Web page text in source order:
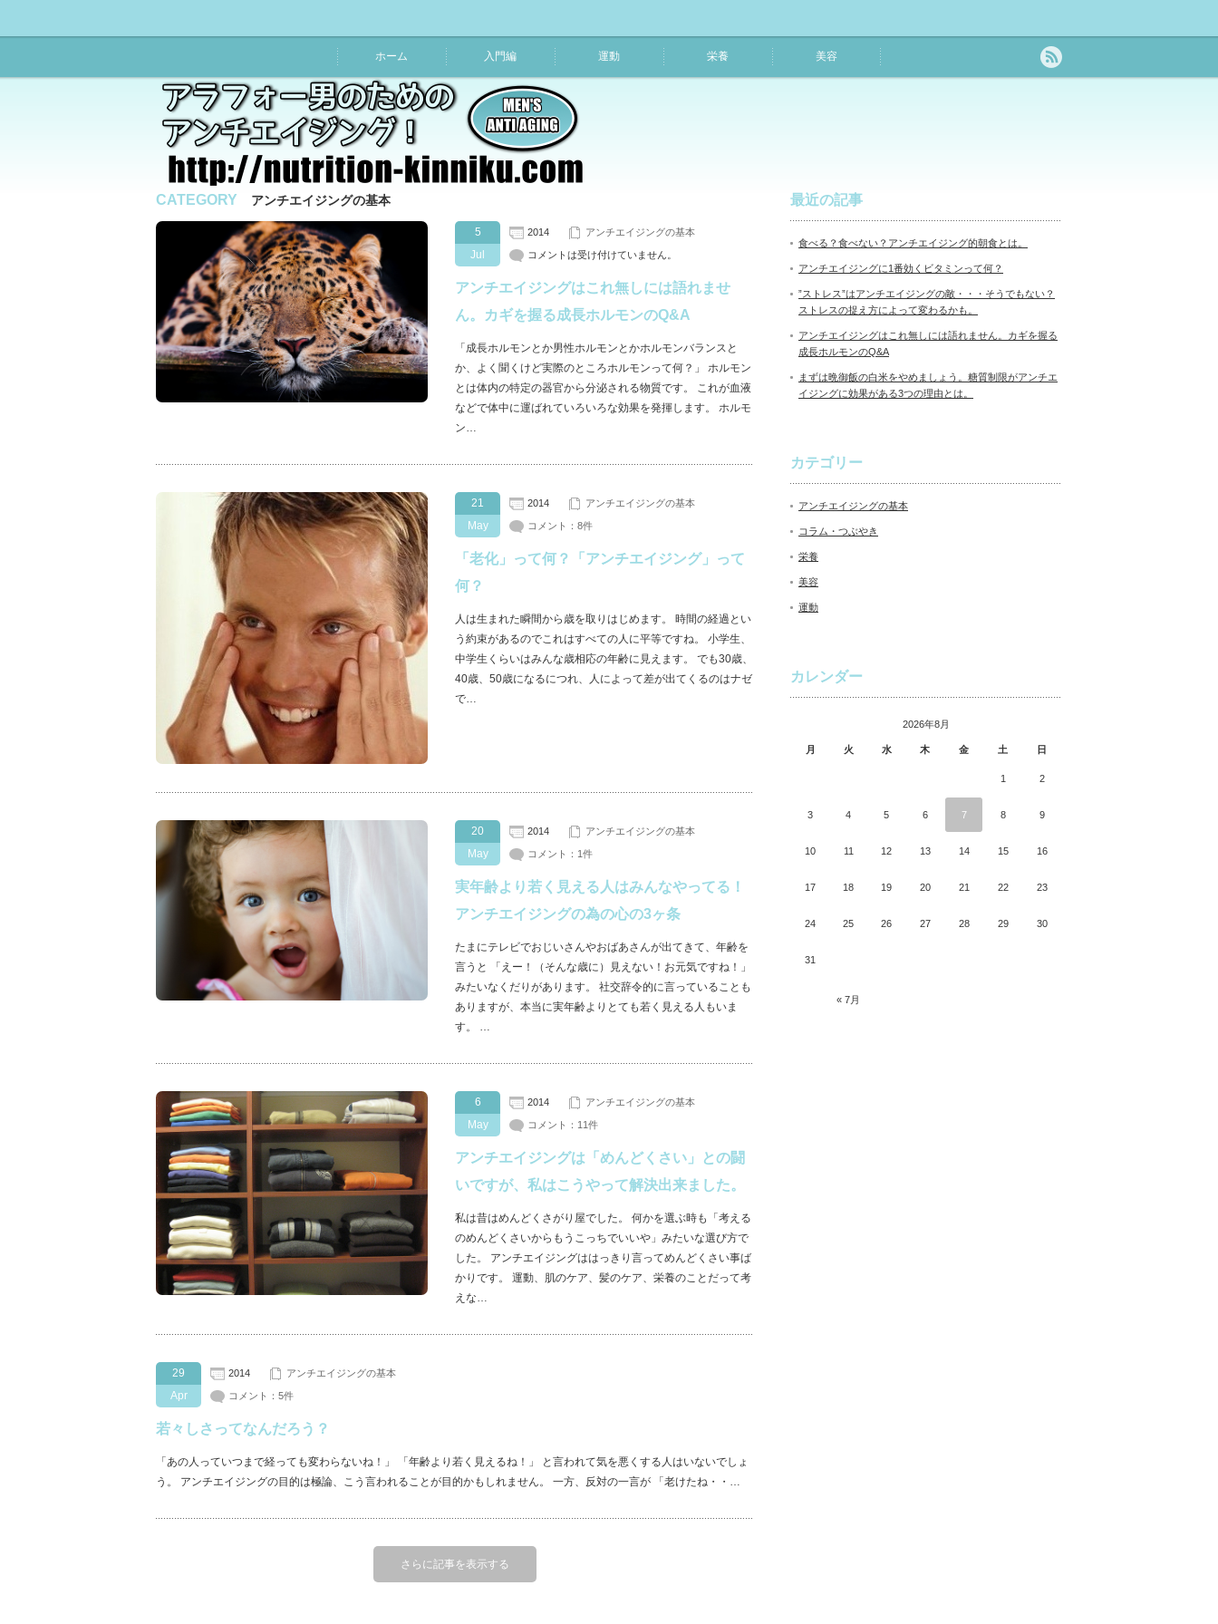
ホーム 入門編 運動 栄養 美容
CATEGORY アンチエイジングの基本
5
Jul
2014 アンチエイジングの基本
コメントは受け付けていません。
アンチエイジングはこれ無しには語れませ
ん。カギを握る成長ホルモンのQ&A
「成長ホルモンとか男性ホルモンとかホルモンバランスと
か、よく聞くけど実際のところホルモンって何？」 ホルモン
とは体内の特定の器官から分泌される物質です。 これが血液
などで体中に運ばれていろいろな効果を発揮します。 ホルモ
ン…
21
May
2014 アンチエイジングの基本
コメント：8件
「老化」って何？「アンチエイジング」って
何？
人は生まれた瞬間から歳を取りはじめます。 時間の経過とい
う約束があるのでこれはすべての人に平等ですね。 小学生、
中学生くらいはみんな歳相応の年齢に見えます。 でも30歳、
40歳、50歳になるにつれ、人によって差が出てくるのはナゼ
で…
20
May
2014 アンチエイジングの基本
コメント：1件
実年齢より若く見える人はみんなやってる！
アンチエイジングの為の心の3ヶ条
たまにテレビでおじいさんやおばあさんが出てきて、年齢を
言うと 「えー！（そんな歳に）見えない！お元気ですね！」
みたいなくだりがあります。 社交辞令的に言っていることも
ありますが、本当に実年齢よりとても若く見える人もいま
す。 …
6
May
2014 アンチエイジングの基本
コメント：11件
アンチエイジングは「めんどくさい」との闘
いですが、私はこうやって解決出来ました。
私は昔はめんどくさがり屋でした。 何かを選ぶ時も「考える
のめんどくさいからもうこっちでいいや」みたいな選び方で
した。 アンチエイジングははっきり言ってめんどくさい事ば
かりです。 運動、肌のケア、髪のケア、栄養のことだって考
えな…
29
Apr
2014 アンチエイジングの基本
コメント：5件
若々しさってなんだろう？
「あの人っていつまで経っても変わらないね！」 「年齢より若く見えるね！」 と言われて気を悪くする人はいないでしょ
う。 アンチエイジングの目的は極論、こう言われることが目的かもしれません。 一方、反対の一言が 「老けたね・・…
さらに記事を表示する
最近の記事
食べる？食べない？アンチエイジング的朝食とは。
アンチエイジングに1番効くビタミンって何？
”ストレス”はアンチエイジングの敵・・・そうでもない？
ストレスの捉え方によって変わるかも。
アンチエイジングはこれ無しには語れません。カギを握る
成長ホルモンのQ&A
まずは晩御飯の白米をやめましょう。糖質制限がアンチエ
イジングに効果がある3つの理由とは。
カテゴリー
アンチエイジングの基本
コラム・つぶやき
栄養
美容
運動
カレンダー
2026年8月
月 火 水 木 金 土 日
« 7月
1 2
3 4 5 6 7 8 9
10 11 12 13 14 15 16
17 18 19 20 21 22 23
24 25 26 27 28 29 30
31